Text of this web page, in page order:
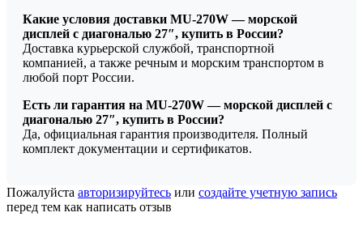
Какие условия доставки MU-270W — морской
дисплей с диагональю 27″, купить в России?
Доставка курьерской службой, транспортной
компанией, а также речным и морским транспортом в
любой порт России.
Есть ли гарантия на MU-270W — морской дисплей с
диагональю 27″, купить в России?
Да, официальная гарантия производителя. Полный
комплект документации и сертификатов.
Пожалуйста авторизируйтесь или создайте учетную запись
перед тем как написать отзыв